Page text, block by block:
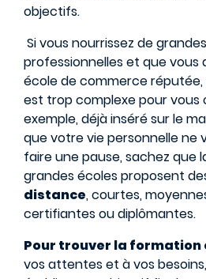
objectifs.
Si vous nourrissez de
professionnelles et que vous
école de commerce réputée,
est trop complexe pour vous
exemple, déjà inséré sur le
que votre vie personnelle ne
faire une pause, sachez que
grandes écoles proposent
distance, courtes,
certifiantes ou diplômantes.
Pour trouver la formation
vos attentes et à vos